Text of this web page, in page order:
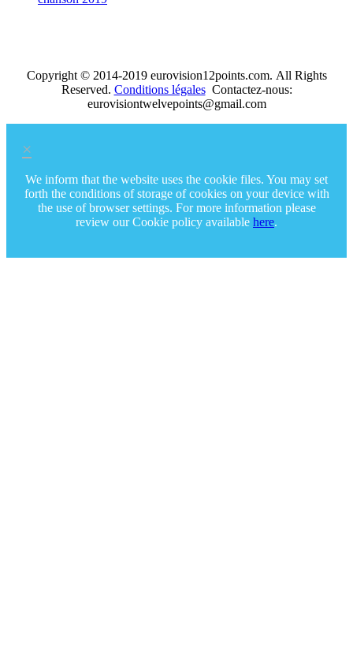
Copyright © 2014-2019 eurovision12points.com. All Rights
Reserved. Conditions légalesContactez-nous:
eurovisiontwelvepoints@gmail.com
×
We inform that the website uses the cookie files. You may set
forth the conditions of storage of cookies on your device with
the use of browser settings. For more information please
review our Cookie policy available here.